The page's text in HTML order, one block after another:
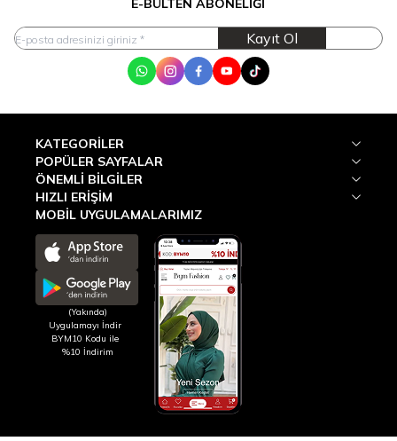
E-BÜLTEN ABONELIĞI
Kayıt Ol
WhatsApp
InstagramFacebook
YoutubeTik Tok
KATEGORILER
POPÜLER SAYFALAR
ÖNEMLI BILGILER
HIZLI ERIŞIM
MOBİL UYGULAMALARIMIZ
(Yakında)
Uygulamayı İndir
BYM10 Kodu ile
%10 İndirim